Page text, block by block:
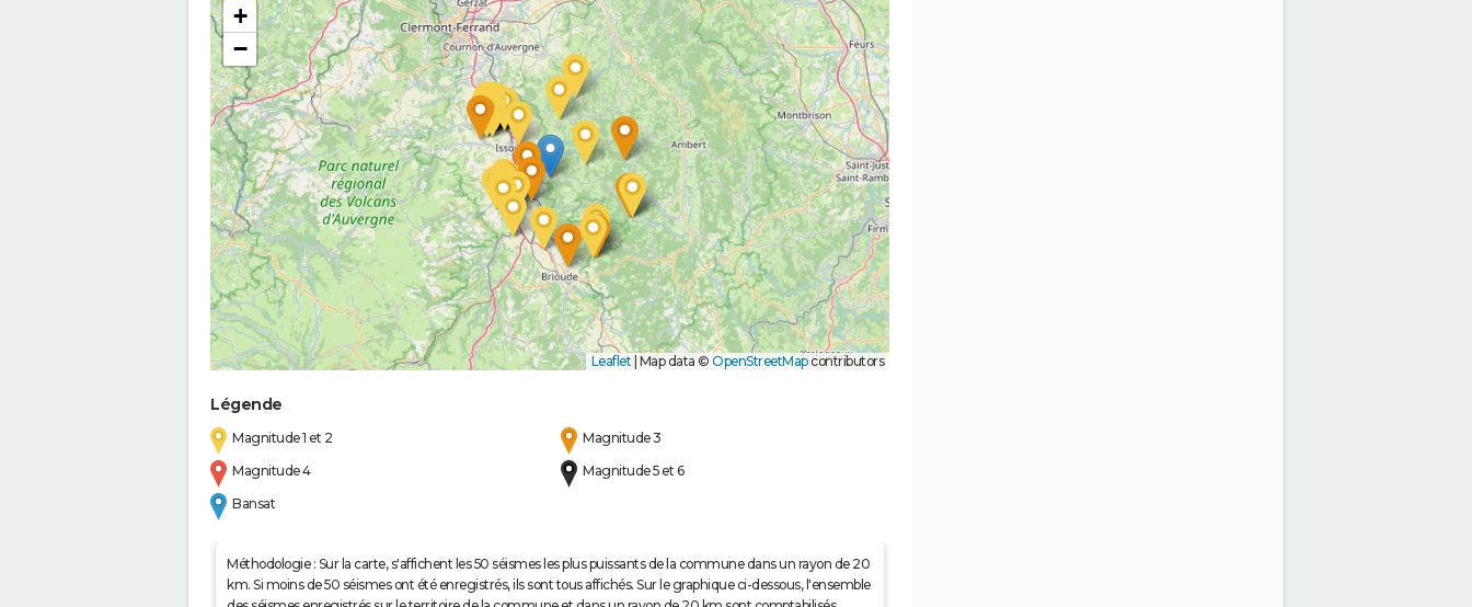
+
−
Leaflet | Map data © OpenStreetMapcontributors
Légende
Magnitude 1 et 2
Magnitude 3
Magnitude 4
Magnitude 5 et 6
Bansat
Méthodologie : Sur la carte, s'affichent les 50 séismes les plus puissants de la commune dans un rayon de 20
km. Si moins de 50 séismes ont été enregistrés, ils sont tous affichés. Sur le graphique ci-dessous, l'ensemble